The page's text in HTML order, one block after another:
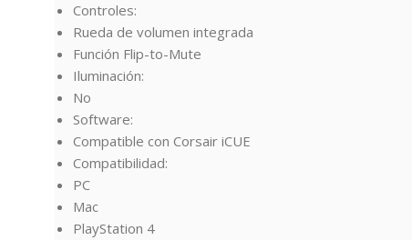
Controles:
Rueda de volumen integrada
Función Flip-to-Mute
Iluminación:
No
Software:
Compatible con Corsair iCUE
Compatibilidad:
PC
Mac
PlayStation 4